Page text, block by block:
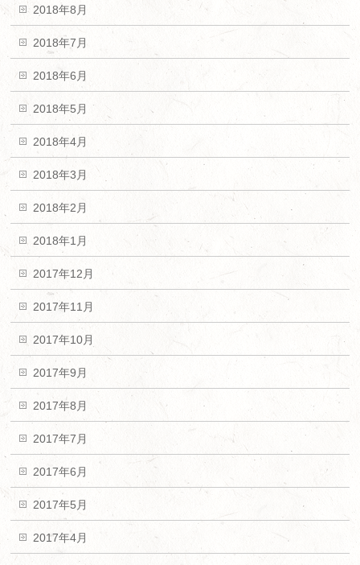
2018年8月
2018年7月
2018年6月
2018年5月
2018年4月
2018年3月
2018年2月
2018年1月
2017年12月
2017年11月
2017年10月
2017年9月
2017年8月
2017年7月
2017年6月
2017年5月
2017年4月